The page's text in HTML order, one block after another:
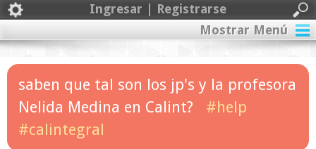
Ingresar | Registrarse
Mostrar Menú
saben que tal son los jp's y la profesora
Nelida Medina en Calint?
#help
#calintegral